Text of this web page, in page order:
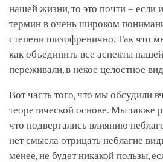
нашей жизни, то это почти – если
термин в очень широком
степени шизофренично. Так что
как объединить все аспекты
переживали, в некое целостное
Вот часть того, что мы обсудили
теоретической основе. Мы также
что подвергались влиянию
нет смысла отрицать неблагие
менее, не будет никакой пользы,